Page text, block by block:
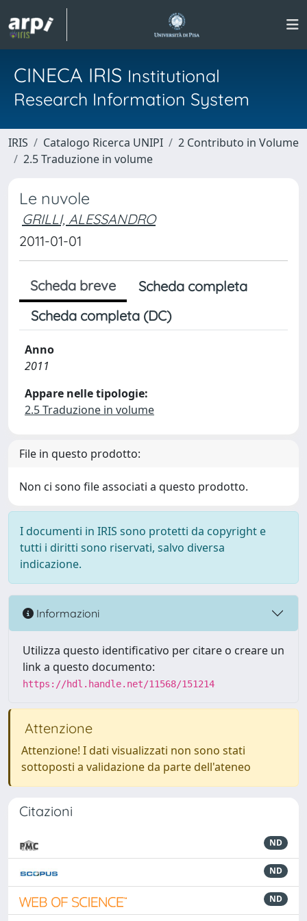
CINECA IRIS Institutional
Research Information System
IRIS Catalogo Ricerca UNIPI
2 Contributo in Volume
2.5 Traduzione in volume
Le nuvole
GRILLI, ALESSANDRO
2011-01-01
Scheda breve
Scheda completa
Scheda completa (DC)
Anno
2011
Appare nelle tipologie:
2.5 Traduzione in volume
File in questo prodotto:
Non ci sono file associati a questo prodotto.
I documenti in IRIS sono protetti da copyright e
tutti i diritti sono riservati, salvo diversa
indicazione.
Informazioni
Utilizza questo identificativo per citare o creare un
link a questo documento:
https://hdl.handle.net/11568/151214
Attenzione
Attenzione! I dati visualizzati non sono stati
sottoposti a validazione da parte dell'ateneo
Citazioni
ND
ND
ND